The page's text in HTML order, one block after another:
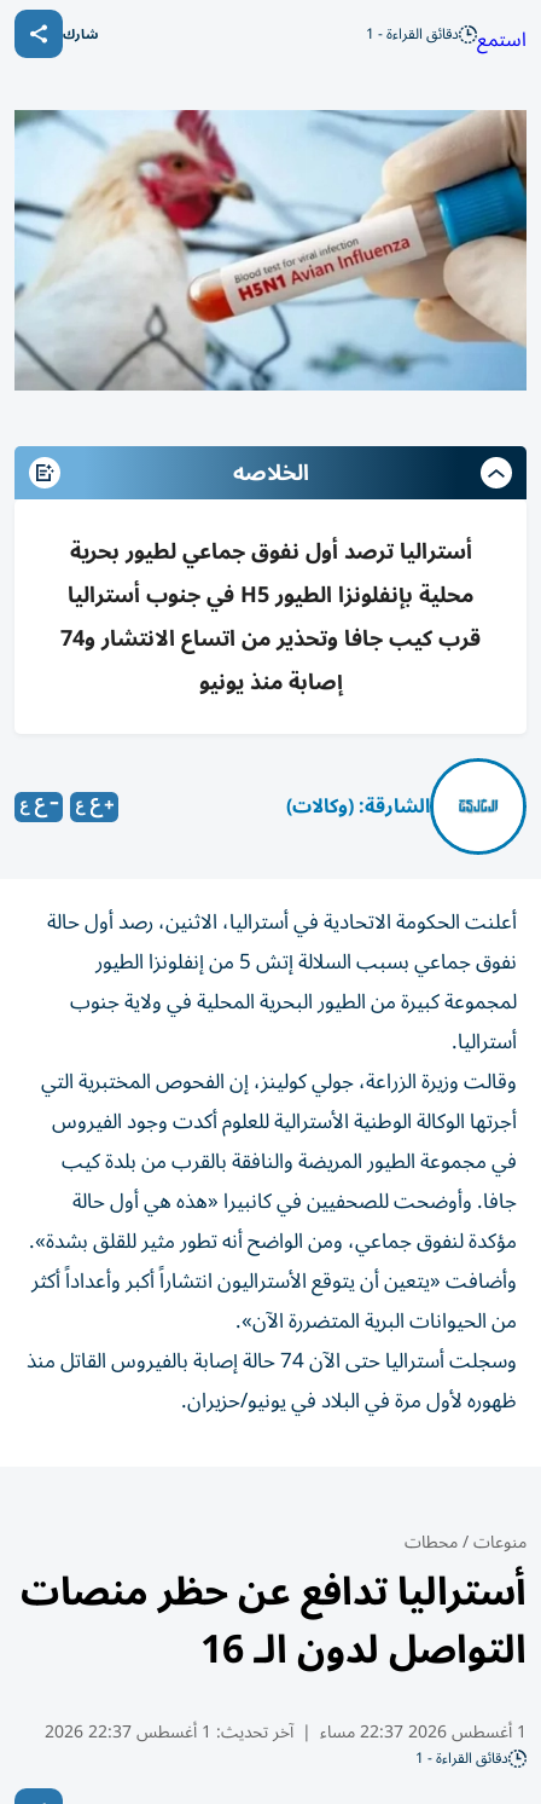
استمع دقائق القراءة - 1 شارك
الخلاصه
أستراليا ترصد أول نفوق جماعي لطيور بحرية
محلية بإنفلونزا الطيور H5 في جنوب أستراليا
قرب كيب جافا وتحذير من اتساع الانتشار و74
إصابة منذ يونيو
الشارقة: (وكالات)
أعلنت الحكومة الاتحادية ‌في أستراليا، الاثنين، رصد أول حالة
نفوق ​جماعي ‌بسبب السلالة إتش ‌5 من إنفلونزا الطيور
لمجموعة كبيرة من الطيور ‌البحرية المحلية في ولاية جنوب
⁠أستراليا.
وقالت وزيرة الزراعة، جولي كولينز، إن الفحوص المختبرية التي
أجرتها الوكالة الوطنية الأسترالية للعلوم أكدت وجود ​الفيروس
في مجموعة الطيور المريضة ‌والنافقة بالقرب من بلدة كيب
جافا. وأوضحت للصحفيين ⁠في كانبيرا «هذه هي أول حالة
مؤكدة لنفوق جماعي، ومن ​الواضح ‌أنه تطور مثير ‌للقلق بشدة».
وأضافت «يتعين أن يتوقع الأستراليون انتشاراً أكبر وأعداداً ‌أكثر
من الحيوانات ‌البرية المتضررة ⁠الآن».
وسجلت أستراليا حتى ‌الآن 74 حالة إصابة بالفيروس القاتل ⁠منذ
ظهوره لأول ​مرة في البلاد في يونيو/حزيران.
منوعات/محطات
أستراليا تدافع عن حظر منصات
التواصل لدون الـ 16
1 أغسطس 2026 22:37 مساء | آخر تحديث: 1 أغسطس 22:37 2026
دقائق القراءة - 1